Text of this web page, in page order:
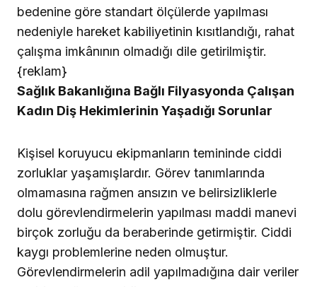
bedenine göre standart ölçülerde yapılması
nedeniyle hareket kabiliyetinin kısıtlandığı, rahat
çalışma imkânının olmadığı dile getirilmiştir.
{reklam}
Sağlık Bakanlığına Bağlı Filyasyonda Çalışan
Kadın Diş Hekimlerinin Yaşadığı Sorunlar
Kişisel koruyucu ekipmanların temininde ciddi
zorluklar yaşamışlardır. Görev tanımlarında
olmamasına rağmen ansızın ve belirsizliklerle
dolu görevlendirmelerin yapılması maddi manevi
birçok zorluğu da beraberinde getirmiştir. Ciddi
kaygı problemlerine neden olmuştur.
Görevlendirmelerin adil yapılmadığına dair veriler